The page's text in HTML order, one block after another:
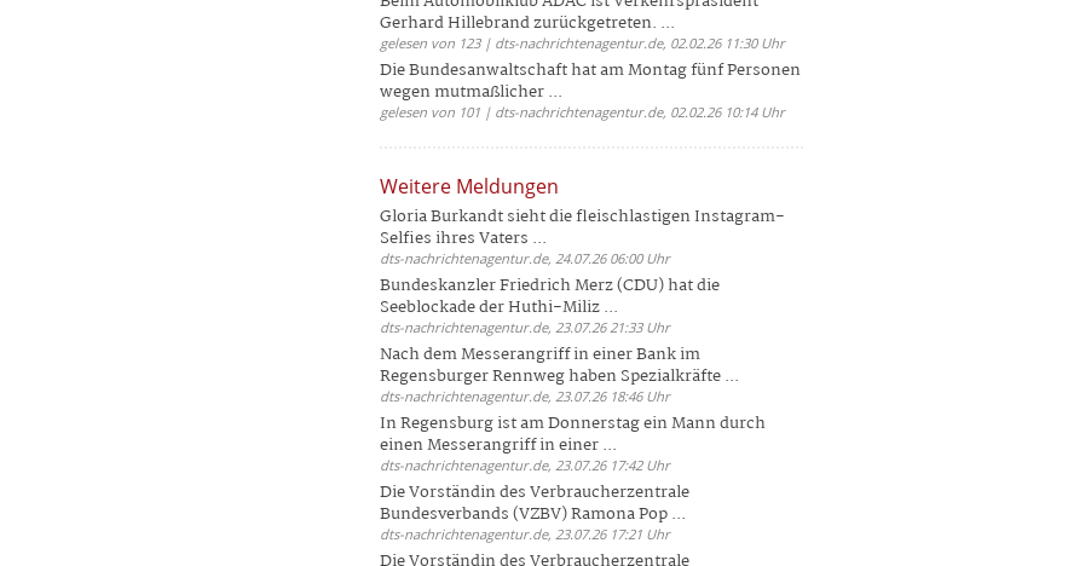
Gerhard Hillebrand zurückgetreten. ...
gelesen von 123 | dts-nachrichtenagentur.de, 02.02.26 11:30 Uhr
Die Bundesanwaltschaft hat am Montag fünf Personen
wegen mutmaßlicher ...
gelesen von 101 | dts-nachrichtenagentur.de, 02.02.26 10:14 Uhr
Weitere Meldungen
Gloria Burkandt sieht die fleischlastigen Instagram-
Selfies ihres Vaters ...
dts-nachrichtenagentur.de, 24.07.26 06:00 Uhr
Bundeskanzler Friedrich Merz (CDU) hat die
Seeblockade der Huthi-Miliz ...
dts-nachrichtenagentur.de, 23.07.26 21:33 Uhr
Nach dem Messerangriff in einer Bank im
Regensburger Rennweg haben Spezialkräfte ...
dts-nachrichtenagentur.de, 23.07.26 18:46 Uhr
In Regensburg ist am Donnerstag ein Mann durch
einen Messerangriff in einer ...
dts-nachrichtenagentur.de, 23.07.26 17:42 Uhr
Die Vorständin des Verbraucherzentrale
Bundesverbands (VZBV) Ramona Pop ...
dts-nachrichtenagentur.de, 23.07.26 17:21 Uhr